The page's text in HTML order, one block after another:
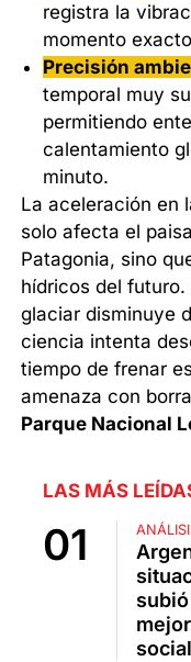
registra la
momento
Precisión
temporal muy
permitiendo
calentamiento
minuto.
La aceleración en
solo afecta el
Patagonia, sino
hídricos del
glaciar disminuye
ciencia intenta
tiempo de frenar
amenaza con
Parque Nacional
LAS MÁS